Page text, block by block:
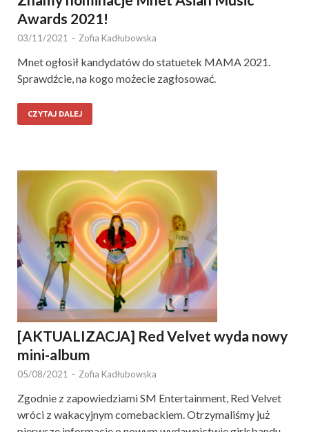
Awards 2021!
03/11/2021 - Zofia Kadłubowska
Mnet ogłosił kandydatów do statuetek MAMA 2021.
Sprawdźcie, na kogo możecie zagłosować.
CZYTAJ DALEJ
[AKTUALIZACJA] Red Velvet wyda nowy
mini-album
05/08/2021 - Zofia Kadłubowska
Zgodnie z zapowiedziami SM Entertainment, Red Velvet
wróci z wakacyjnym comebackiem. Otrzymaliśmy już